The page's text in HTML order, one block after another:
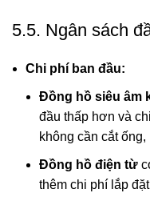
5.5. Ngân sách
Chi phí ban đầu:
Đồng hồ siêu âm
đầu thấp hơn và
không cần cắt
Đồng hồ điện từ
thêm chi phí lắp